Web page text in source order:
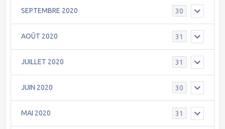
SEPTEMBRE 2020 30
AOÛT 2020 31
JUILLET 2020 31
JUIN 2020 30
MAI 2020 31